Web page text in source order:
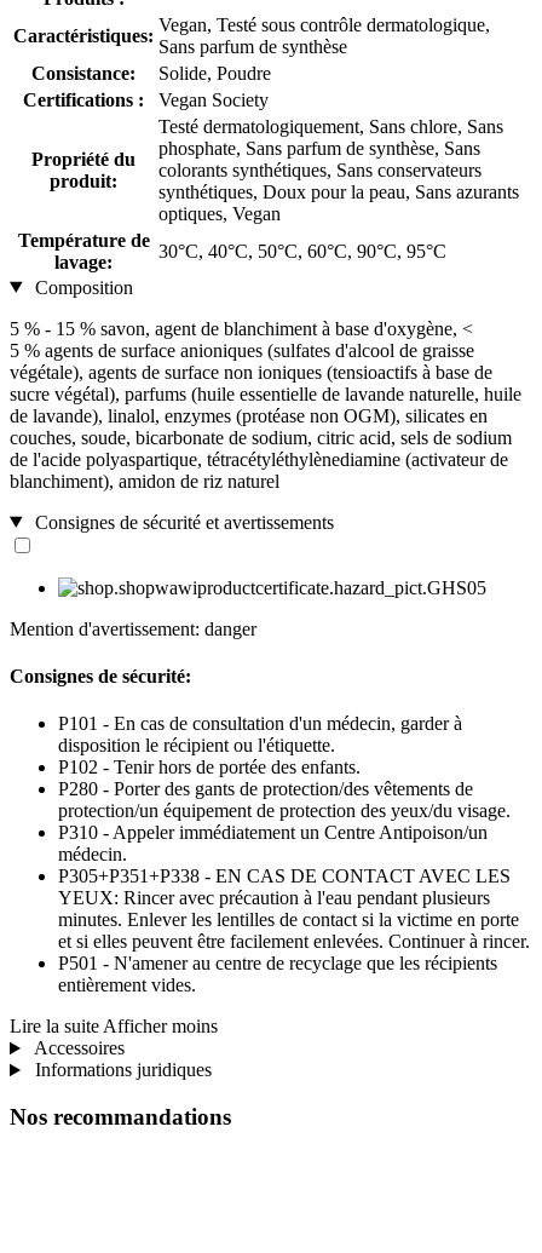
Caractéristiques:
Vegan, Testé sous contrôle dermatologique,
Sans parfum de synthèse
Consistance:
Solide, Poudre
Certifications :
Vegan Society
Propriété du
produit:
Testé dermatologiquement, Sans chlore, Sans
phosphate, Sans parfum de synthèse, Sans
colorants synthétiques, Sans conservateurs
synthétiques, Doux pour la peau, Sans azurants
optiques, Vegan
Température de
lavage:
30°C, 40°C, 50°C, 60°C, 90°C, 95°C
Composition
5 % - 15 % savon, agent de blanchiment à base d'oxygène, <
5 % agents de surface anioniques (sulfates d'alcool de graisse
végétale), agents de surface non ioniques (tensioactifs à base de
sucre végétal), parfums (huile essentielle de lavande naturelle, huile
de lavande), linalol, enzymes (protéase non OGM), silicates en
couches, soude, bicarbonate de sodium, citric acid, sels de sodium
de l'acide polyaspartique, tétracétyléthylènediamine (activateur de
blanchiment), amidon de riz naturel
Consignes de sécurité et avertissements
Mention d'avertissement: danger
Consignes de sécurité:
P101 - En cas de consultation d'un médecin, garder à
disposition le récipient ou l'étiquette.
P102 - Tenir hors de portée des enfants.
P280 - Porter des gants de protection/des vêtements de
protection/un équipement de protection des yeux/du visage.
P310 - Appeler immédiatement un Centre Antipoison/un
médecin.
P305+P351+P338 - EN CAS DE CONTACT AVEC LES
YEUX: Rincer avec précaution à l'eau pendant plusieurs
minutes. Enlever les lentilles de contact si la victime en porte
et si elles peuvent être facilement enlevées. Continuer à rincer.
P501 - N'amener au centre de recyclage que les récipients
entièrement vides.
Lire la suite Afficher moins
Accessoires
Informations juridiques
Nos recommandations